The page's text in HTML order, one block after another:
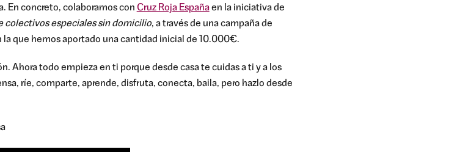
En concreto, colaboramos con Cruz Roja Españaen la iniciativa de
colectivos especiales sin domicilio, a través de una campaña de
que hemos aportado una cantidad inicial de 10.000€.
Ahora todo empieza en ti porque desde casa te cuidas a ti y a los
ríe, comparte, aprende, disfruta, conecta, baila, pero hazlo desde